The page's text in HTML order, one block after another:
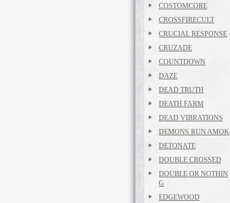
COSTOMCORE
CROSSFIRECULT
CRUCIAL RESPONSE
CRUZADE
COUNTDOWN
DAZE
DEAD TRUTH
DEATH FARM
DEAD VIBRATIONS
DEMONS RUN AMOK
DETONATE
DOUBLE CROSSED
DOUBLE OR NOTHIN
G
EDGEWOOD